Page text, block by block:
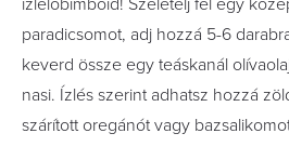
ízlelőbimbóid! Szeletelj fel egy
paradicsomot, adj hozzá 5-6
keverd össze egy teáskanál
nasi. Ízlés szerint adhatsz hozzá
szárított oregánót vagy